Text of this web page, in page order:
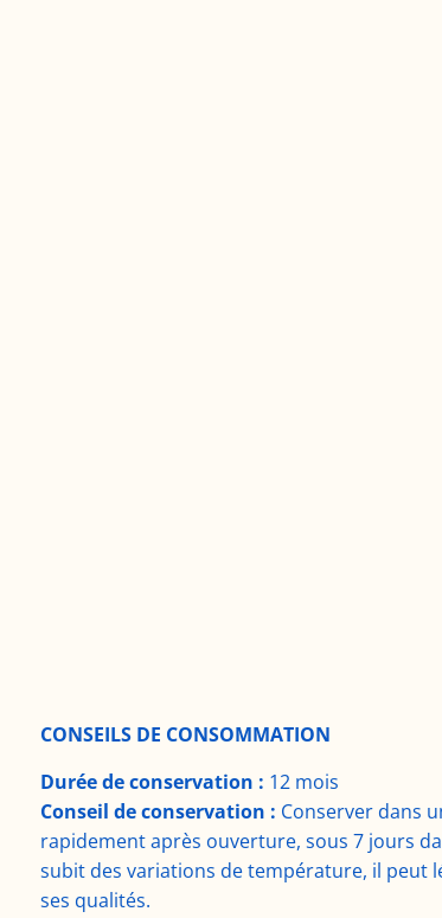
CONSEILS DE CONSOMMATION
Durée de conservation : 12 mois
Conseil de conservation : Conserver dans
rapidement après ouverture, sous 7 jours
subit des variations de température, il peut
ses qualités.